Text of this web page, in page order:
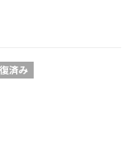
済み